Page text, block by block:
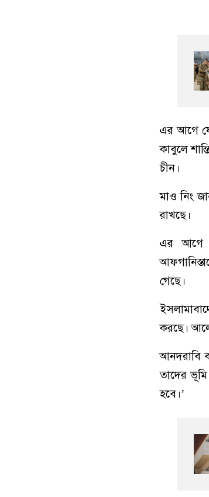
এর আগে
কাবুলে
চীন।
মাও নিং
রাখছে।
এর আগে
গেছে।
করছে।
আনদরাবি
তাদের ভূমি
হবে।’